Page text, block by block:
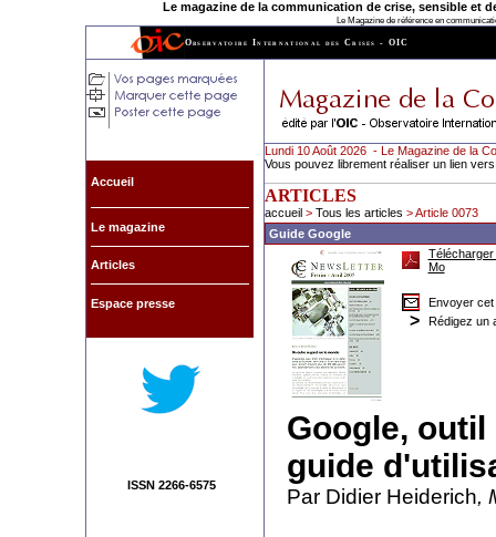
Le magazine de la communication de crise, sensible et
Le Magazine de référence en
Observatoire International des Crises - OIC
Accueil
Le magazine
Articles
Espace presse
ISSN 2266-6575
Lundi 10 Août 2026 - Le Magazine de la
Vous pouvez librement réaliser un lien
ARTICLES
accueil> Tous les articles > Article 0073
Guide Google
Mo
Envoyer cet
> Rédigez un
Google, outil
guide
Par Didier Heiderich,